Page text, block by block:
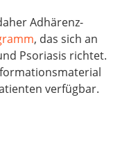
Adhärenz-
, das sich an
Psoriasis richtet.
verfügbar.